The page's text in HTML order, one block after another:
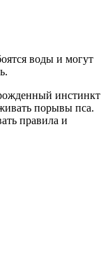
воды и могут
инстинкт
порывы пса.
правила и